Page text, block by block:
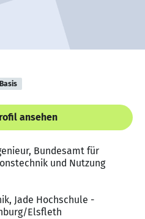
Basis
ansehen
Bundesamt für
und Nutzung
Jade Hochschule -
Elsfleth